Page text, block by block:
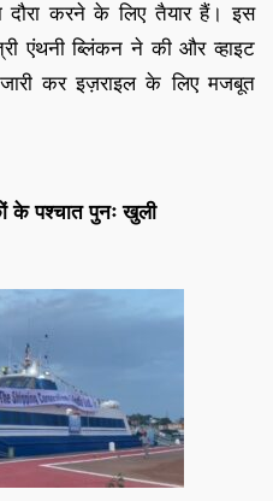
दौरा करने के लिए तैयार हैं। इस
एंथनी ब्लिंकन ने की और व्हाइट
कर इज़राइल के लिए मजबूत
के पश्चात पुनः खुली